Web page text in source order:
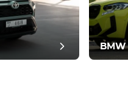
BMW